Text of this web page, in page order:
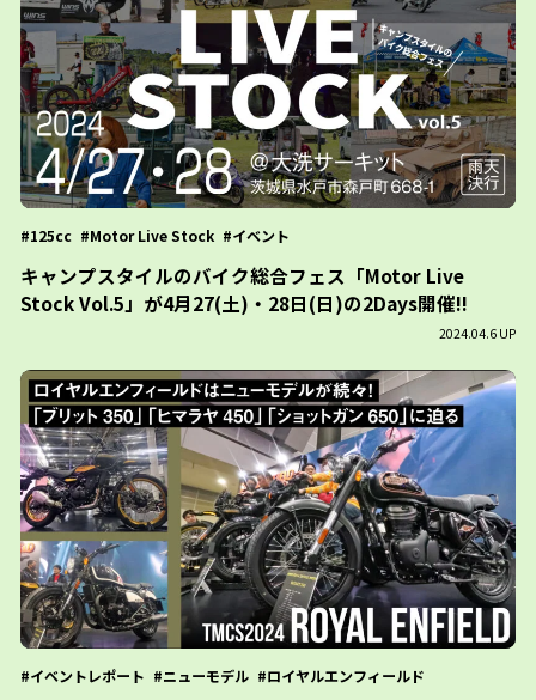
125cc Motor Live Stock イベント
キャンプスタイルのバイク総合フェス「Motor Live
Stock Vol.5」が4月27(土)・28日(日)の2Days開催!!
2024.04.6 UP
イベントレポート ニューモデル ロイヤルエンフィールド